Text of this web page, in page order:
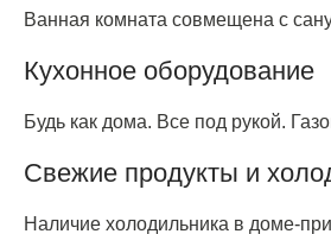
Ванная комната совмещена с
Кухонное оборудование
Будь как дома. Все под рукой.
Свежие продукты и
Наличие холодильника в доме-